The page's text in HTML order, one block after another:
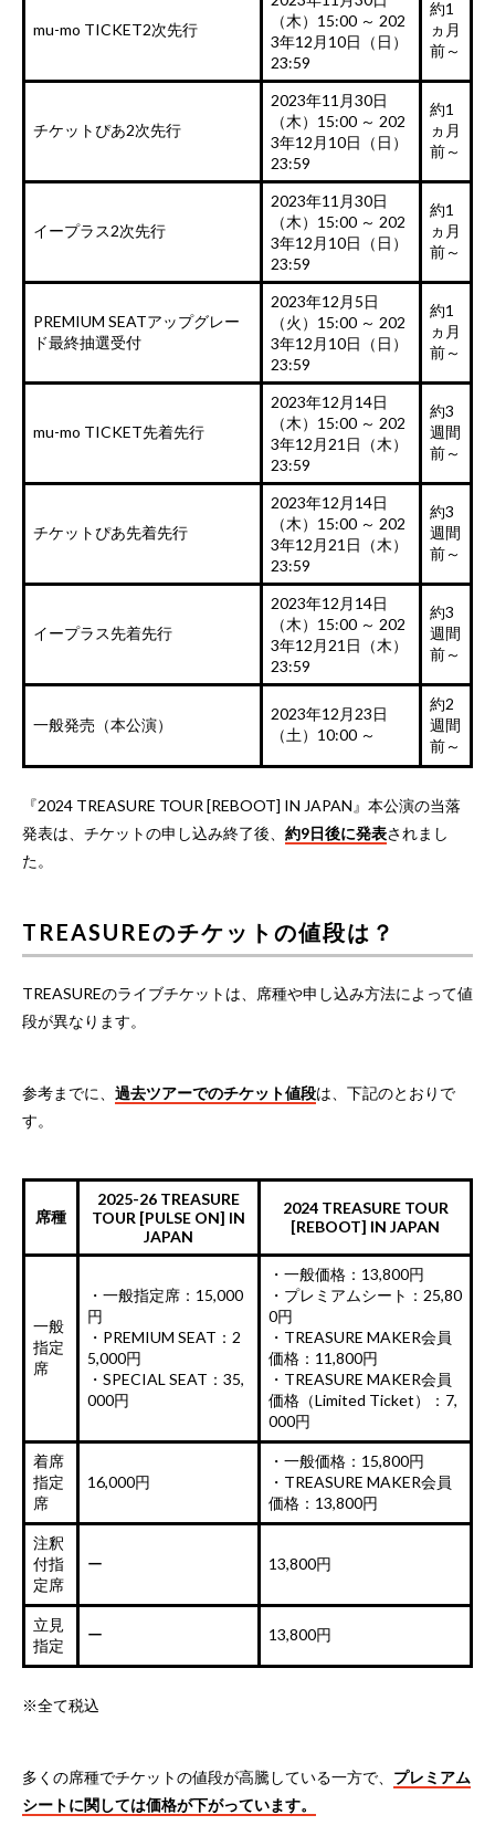
mu-mo TICKET2次先行
（木）15:00 ～ 202
3年12月10日（日）
23:59
約1
ヵ月
前～
チケットぴあ2次先行
2023年11月30日
（木）15:00 ～ 202
3年12月10日（日）
23:59
約1
ヵ月
前～
イープラス2次先行
2023年11月30日
（木）15:00 ～ 202
3年12月10日（日）
23:59
約1
ヵ月
前～
PREMIUM SEATアップグレー
ド最終抽選受付
2023年12月5日
（火）15:00 ～ 202
3年12月10日（日）
23:59
約1
ヵ月
前～
mu-mo TICKET先着先行
2023年12月14日
（木）15:00 ～ 202
3年12月21日（木）
23:59
約3
週間
前～
チケットぴあ先着先行
2023年12月14日
（木）15:00 ～ 202
3年12月21日（木）
23:59
約3
週間
前～
イープラス先着先行
2023年12月14日
（木）15:00 ～ 202
3年12月21日（木）
23:59
約3
週間
前～
一般発売（本公演）
2023年12月23日
（土）10:00 ～
約2
週間
前～
『2024 TREASURE TOUR [REBOOT] IN JAPAN』本公演の当落
発表は、チケットの申し込み終了後、 約9日後に発表されまし
た。
TREASUREのチケットの値段は？
TREASUREのライブチケットは、席種や申し込み方法によって値
段が異なります。
参考までに、 過去ツアーでのチケット値段は、下記のとおりで
す。
席種
2025-26 TREASURE
TOUR [PULSE ON] IN
JAPAN
2024 TREASURE TOUR
[REBOOT] IN JAPAN
一般
指定
席
・一般指定席：15,000
円
・PREMIUM SEAT：2
5,000円
・SPECIAL SEAT：35,
000円
・一般価格：13,800円
・プレミアムシート：25,80
0円
・TREASURE MAKER会員
価格：11,800円
・TREASURE MAKER会員
価格（Limited Ticket）：7,
000円
着席
指定
席
16,000円
・一般価格：15,800円
・TREASURE MAKER会員
価格：13,800円
注釈
付指
定席
ー 13,800円
立見
指定
ー 13,800円
※全て税込
多くの席種でチケットの値段が高騰している一方で、 プレミアム
シートに関しては価格が下がっています。